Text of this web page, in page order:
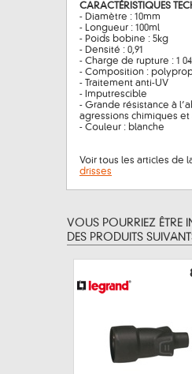
CARACTÉRISTIQUES
- Diamètre : 10mm
- Longueur : 100ml
- Poids bobine : 5kg
- Densité : 0,91
- Charge de rupture : 1
- Composition :
- Traitement anti-UV
- Imputrescible
- Grande résistance à
agressions chimiques et
- Couleur : blanche
Voir tous les articles de
drisses
VOUS POURRIEZ ÊTRE
DES PRODUITS